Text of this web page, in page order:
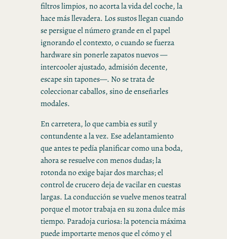
filtros limpios, no acorta la vida del coche, la
hace más llevadera. Los sustos llegan cuando
se persigue el número grande en el papel
ignorando el contexto, o cuando se fuerza
hardware sin ponerle zapatos nuevos —
intercooler ajustado, admisión decente,
escape sin tapones—. No se trata de
coleccionar caballos, sino de enseñarles
modales.
En carretera, lo que cambia es sutil y
contundente a la vez. Ese adelantamiento
que antes te pedía planificar como una boda,
ahora se resuelve con menos dudas; la
rotonda no exige bajar dos marchas; el
control de crucero deja de vacilar en cuestas
largas. La conducción se vuelve menos teatral
porque el motor trabaja en su zona dulce más
tiempo. Paradoja curiosa: la potencia máxima
puede importarte menos que el cómo y el